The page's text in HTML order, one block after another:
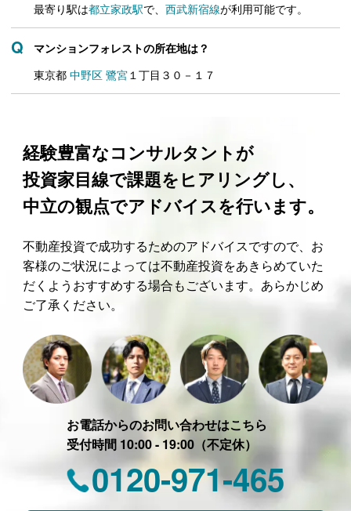
最寄り駅は都立家政駅で、 西武新宿線が利用可能です。
マンションフォレストの所在地は？
東京都 中野区 鷺宮１丁目３０－１７
経験豊富なコンサルタントが
投資家目線で課題をヒアリングし、
中立の観点でアドバイスを行います。
不動産投資で成功するためのアドバイスですので、お
客様のご状況によっては不動産投資をあきらめていた
だくようおすすめする場合もございます。あらかじめ
ご了承ください。
お電話からのお問い合わせはこちら
受付時間 10:00 - 19:00（不定休）
0120-971-465